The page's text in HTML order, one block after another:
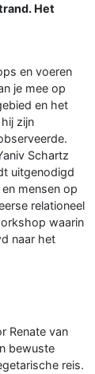
Het
en voeren
je mee op
en het
zijn
Schartz
uitgenodigd
mensen op
relationeel
waarin
naar het
Renate van
bewuste
reis.